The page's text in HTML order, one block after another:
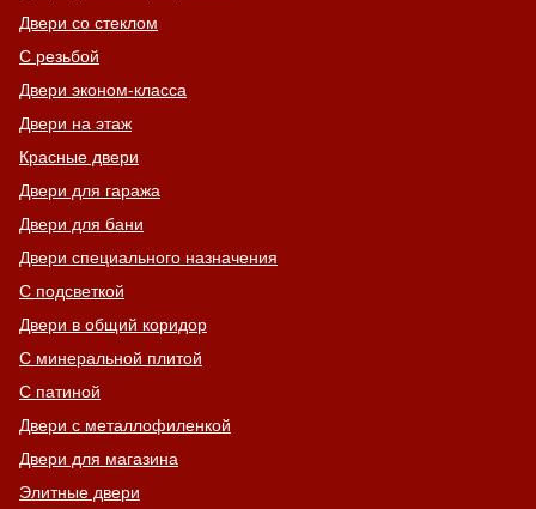
Двери со стеклом
С резьбой
Двери эконом-класса
Двери на этаж
Красные двери
Двери для гаража
Двери для бани
Двери специального назначения
С подсветкой
Двери в общий коридор
С минеральной плитой
С патиной
Двери с металлофиленкой
Двери для магазина
Элитные двери